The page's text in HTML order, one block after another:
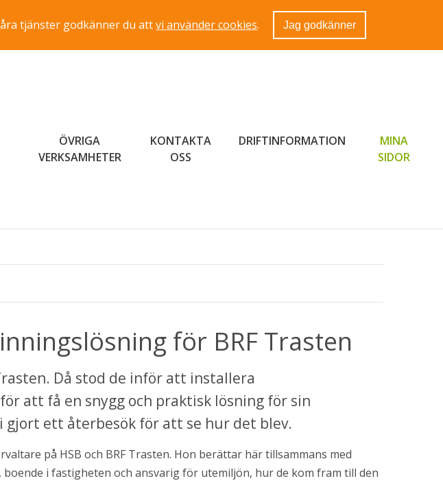
tjänster godkänner du attvi använder cookies. Jag godkänner
ÖVRIGA
VERKSAMHETER
KONTAKTA
OSS
DRIFTINFORMATION
MINA
SIDOR
för BRF Trasten
Då stod de inför att installera
att få en snygg och praktisk lösning för sin
gjort ett återbesök för att se hur det blev.
på HSB och BRF Trasten. Hon berättar här tillsammans med
i fastigheten och ansvarig för utemiljön, hur de kom fram till den